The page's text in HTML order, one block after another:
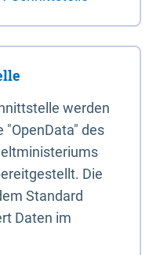
werden
"OpenData" des
Die
Standard
Daten im